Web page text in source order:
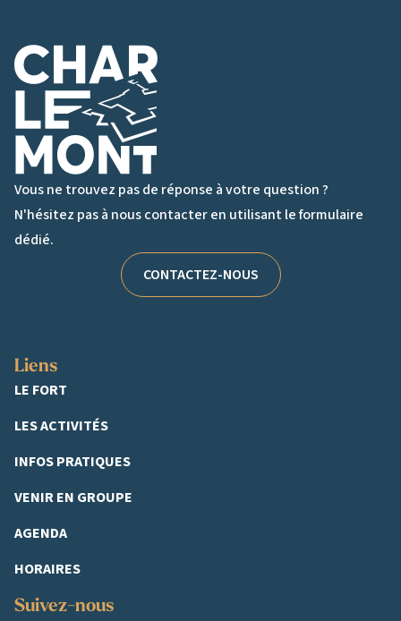
Logo de Charlemont
Vous ne trouvez pas de réponse à votre question ?
N'hésitez pas à nous contacter en utilisant le formulaire
dédié.
CONTACTEZ-NOUS
Liens
LE FORT
LES ACTIVITÉS
INFOS PRATIQUES
VENIR EN GROUPE
AGENDA
HORAIRES
Suivez-nous